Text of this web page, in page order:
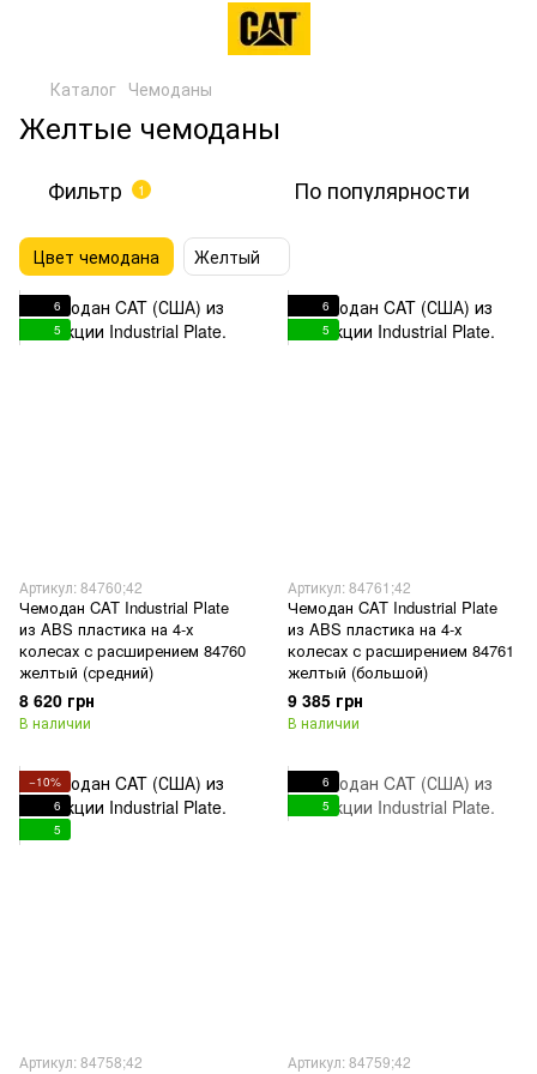
Каталог Чемоданы
Желтые чемоданы
Фильтр 1 По популярности
Цвет чемодана Желтый
6
5
Артикул: 84760;42
Чемодан CAT Industrial Plate
из ABS пластика на 4-х
колесах с расширением 84760
желтый (средний)
8 620 грн
В наличии
6
5
Артикул: 84761;42
Чемодан CAT Industrial Plate
из ABS пластика на 4-х
колесах с расширением 84761
желтый (большой)
9 385 грн
В наличии
−10%
6
5
Артикул: 84758;42
6
5
Артикул: 84759;42